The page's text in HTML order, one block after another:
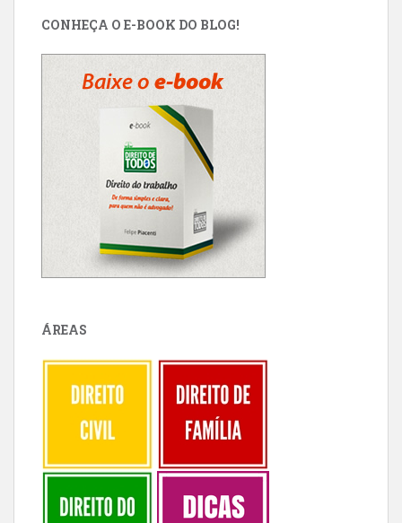
CONHEÇA O E-BOOK DO BLOG!
ÁREAS